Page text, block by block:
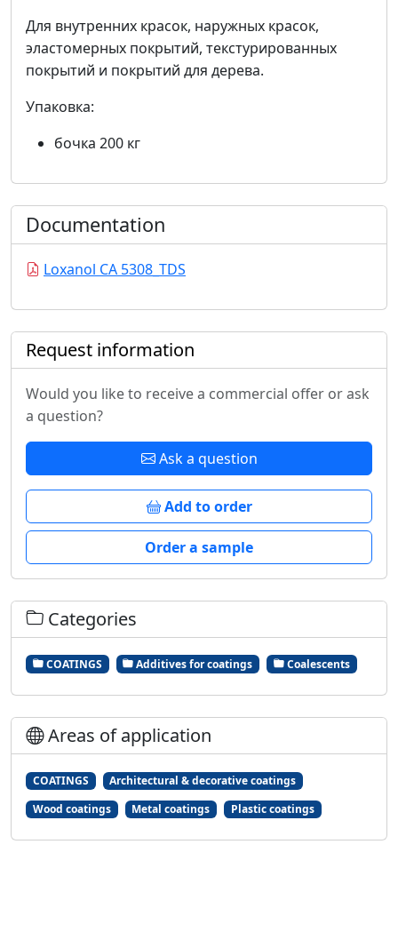
Для внутренних красок, наружных красок,
эластомерных покрытий, текстурированных
покрытий и покрытий для дерева.
Упаковка:
бочка 200 кг
Documentation
Loxanol CA 5308_TDS
Request information
Would you like to receive a commercial offer or ask
a question?
Ask a question
Add to order
Order a sample
Categories
COATINGS Additives for coatings Coalescents
Areas of application
COATINGS
Architectural & decorative coatings
Wood coatings
Metal coatings Plastic coatings